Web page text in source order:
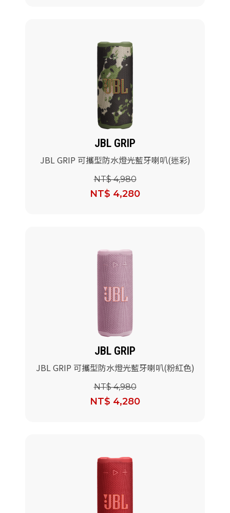
JBL GRIP
JBL GRIP 可攜型防水燈光藍牙喇叭(迷彩)
NT$ 4,980
NT$ 4,280
JBL GRIP
JBL GRIP 可攜型防水燈光藍牙喇叭(粉紅色)
NT$ 4,980
NT$ 4,280